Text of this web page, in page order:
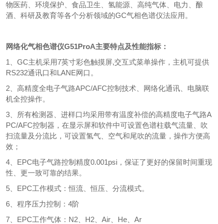
物医药、环境保护、食品卫生、氢能源、高纯气体、电力、酿
酒、科研及教育等各个分析领域的GC气相色谱仪法应用。
网络化气相色谱仪G51ProA主要特点及性能指标：
1、GC主机采用7英寸彩色触摸屏,交互式菜单操作，主机可提供
RS232通讯口和LANE网口。
2、高精度全电子气路APC/AFC控制技术、网络化通讯、电脑联
机全控操作。
3、所有检测器、进样口均采用带有温度补偿的高精度电子气路A
PC/AFC控制器，在显示屏和软件中可设置色谱柱载气流量、吹
扫流量及分流比，可设置氢气、空气和尾吹的流量，操作方便高
效；
4、EPC电子气路控制精度0.001psi，保证了更好的保留时间重现
性、更一致可靠的结果。
5、EPC工作模式：恒流、恒压、分流模式。
6、程序压力控制：4阶
7、EPC工作气体：N2、H2、Air、He、Ar